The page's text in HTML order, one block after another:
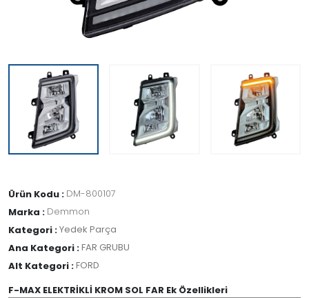
Ürün Kodu : DM-800107
Marka : Demmon
Kategori :Yedek Parça
Ana Kategori :FAR GRUBU
Alt Kategori :FORD
F-MAX ELEKTRİKLİ KROM SOL FAR Ek Özellikleri